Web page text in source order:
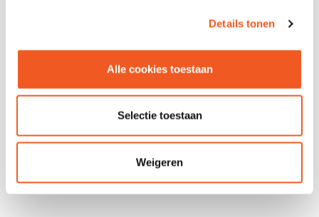
Details tonen
Alle cookies toestaan
Selectie toestaan
Weigeren
COMPANY
06